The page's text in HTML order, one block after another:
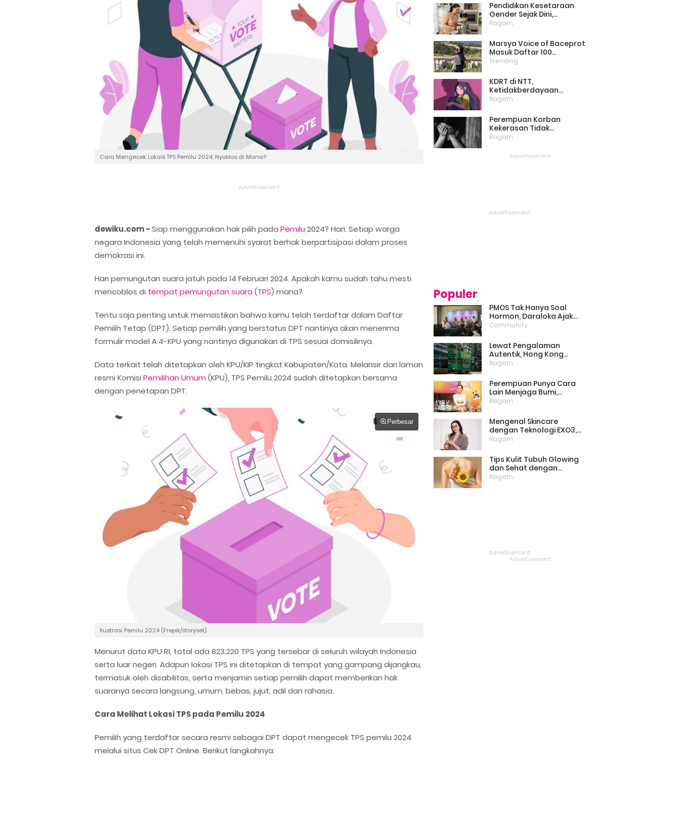
Cara Mengecek Lokasi TPS Pemilu 2024, Nyoblos di Mana?
dewiku.com -Siap menggunakan hak pilih pada Pemilu 2024? Hari. Setiap warga
negara Indonesia yang telah memenuhi syarat berhak berpartisipasi dalam proses
demokrasi ini.
Hari pemungutan suara jatuh pada 14 Februari 2024. Apakah kamu sudah tahu mesti
mencoblos di tempat pemungutan suara (TPS) mana?
Tentu saja penting untuk memastikan bahwa kamu telah terdaftar dalam Daftar
Pemilih Tetap (DPT). Setiap pemilih yang berstatus DPT nantinya akan menerima
formulir model A.4-KPU yang nantinya digunakan di TPS sesuai domisilinya.
Data terkait telah ditetapkan oleh KPU/KIP tingkat Kabupaten/Kota. Melansir dari laman
resmi Komisi Pemilihan Umum (KPU), TPS Pemilu 2024 sudah ditetapkan bersama
dengan penetapan DPT.
Perbesar
Ilustrasi Pemilu 2024 (Frepik/storyset)
Menurut data KPU RI, total ada 823.220 TPS yang tersebar di seluruh wilayah Indonesia
serta luar negeri. Adapun lokasi TPS ini ditetapkan di tempat yang gampang dijangkau,
termasuk oleh disabilitas, serta menjamin setiap pemilih dapat memberikan hak
suaranya secara langsung, umum, bebas, jujut, adil dan rahasia.
Cara Melihat Lokasi TPS pada Pemilu 2024
Pemilih yang terdaftar secara resmi sebagai DPT dapat mengecek TPS pemilu 2024
melalui situs Cek DPT Online. Berikut langkahnya:
Dukung
Pendidikan Kesetaraan
Gender Sejak Dini,
Psikolog: Anak Laki-Laki
Ragam
Marsya Voice of Baceprot
Masuk Daftar 100
Perempuan Inspiratif dan
Versi BBC
Trending
KDRT di NTT,
Ketidakberdayaan
Perempuan Masih Menjadi
Ragam
Perempuan Korban
Kekerasan Tidak
Bercerita, Victim Blaming
Ragam
Populer
PMOS Tak Hanya Soal
Hormon, Daraloka Ajak
Publik Pahami Luka
Stigma
Community
Lewat Pengalaman
Autentik, Hong Kong
Punya Cara Baru Menarik
Ragam
Perempuan Punya Cara
Lain Menjaga Bumi,
Dimulai dari Memilih
Lingkungan
Ragam
Mengenal Skincare
dengan Teknologi EXO3,
Inovasi yang Mulai Dilirik
Rumah
Ragam
Tips Kulit Tubuh Glowing
dan Sehat dengan
Menjaga Lipid Barrier
Ragam